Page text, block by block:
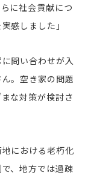
に社会貢献につ
感しました」
問い合わせが入
。空き家の問題
な対策が検討さ
における老朽化
、地方では過疎